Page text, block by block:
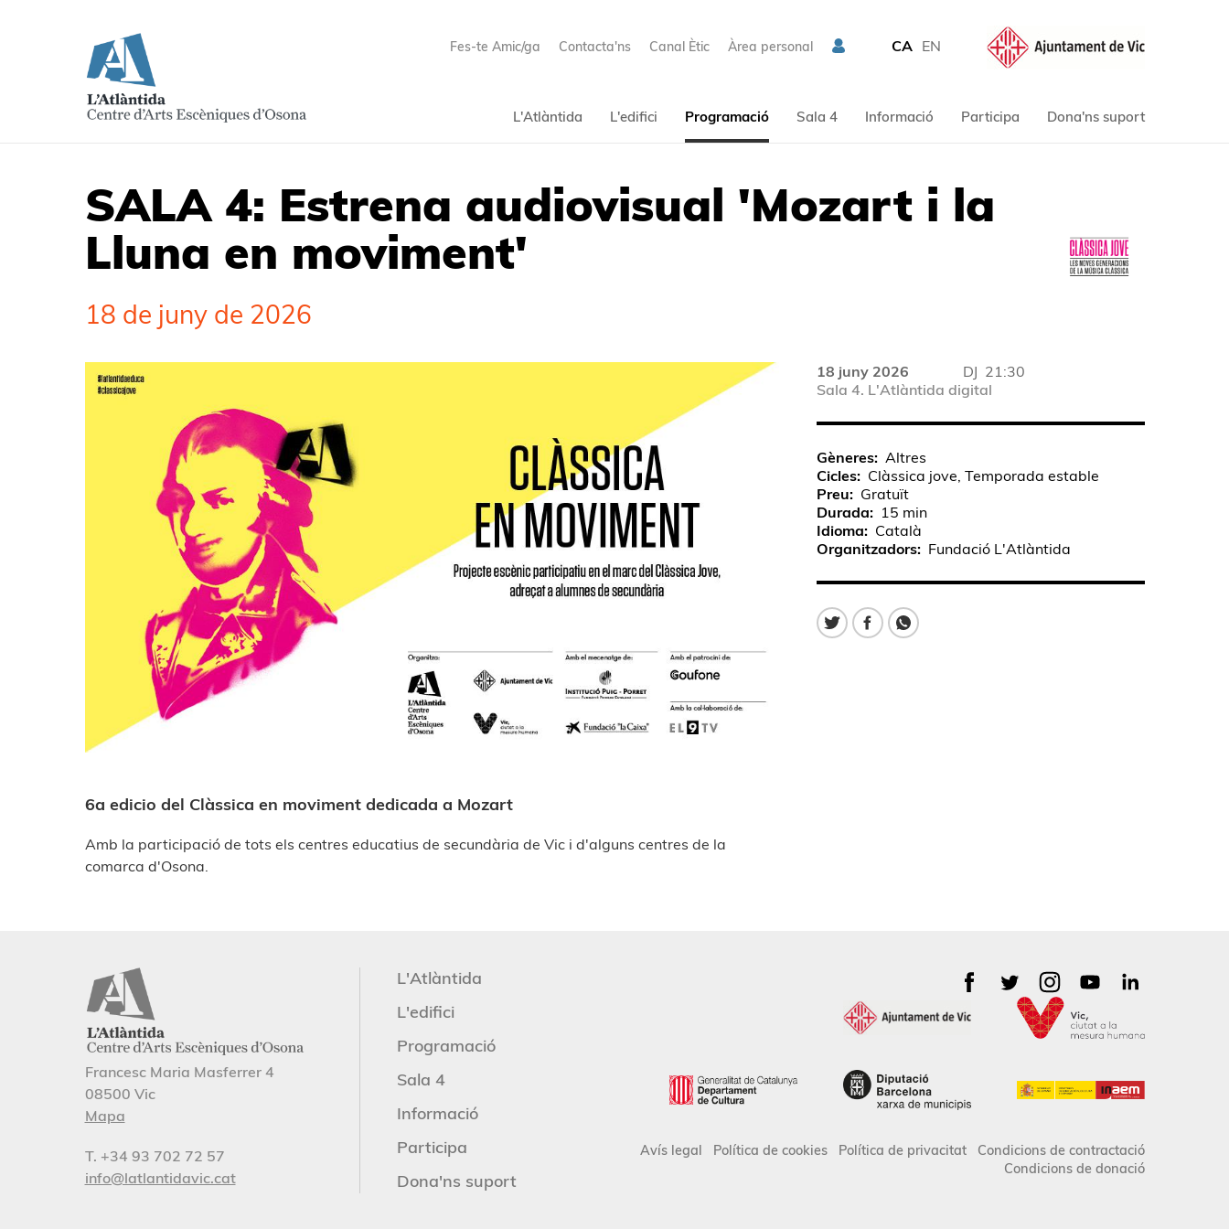
Fes-te Amic/ga Contacta'ns Canal Ètic Àrea personal CA EN
L'Atlàntida L'edifici Programació Sala 4 Informació Participa Dona'ns suport
SALA 4: Estrena audiovisual 'Mozart i la
Lluna en moviment'
18 de juny de 2026
6a edicio del Clàssica en moviment dedicada a Mozart
Amb la participació de tots els centres educatius de secundària de Vic i d'alguns centres de la
comarca d'Osona.
18 juny 2026 DJ 21:30
Sala 4. L'Atlàntida digital
Gèneres
Altres
Cicles
Clàssica jove, Temporada estable
Preu
Gratuït
Durada
15 min
Idioma
Català
Organitzadors
Fundació L'Atlàntida
Francesc Maria Masferrer 4
08500 Vic
Mapa
T. +34 93 702 72 57
info@latlantidavic.cat
L'Atlàntida
L'edifici
Programació
Sala 4
Informació
Participa
Dona'ns suport
Avís legal Política de cookies Política de privacitat
Condicions de contractació
Condicions de donació